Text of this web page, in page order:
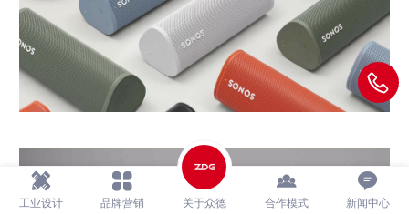
工业设计 品牌营销 关于众德 合作模式 新闻中心